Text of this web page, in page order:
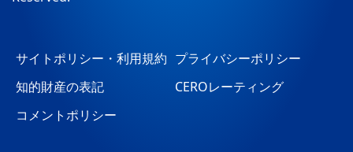
サイトポリシー・利用規約 プライバシーポリシー
知的財産の表記
CEROレーティング
コメントポリシー